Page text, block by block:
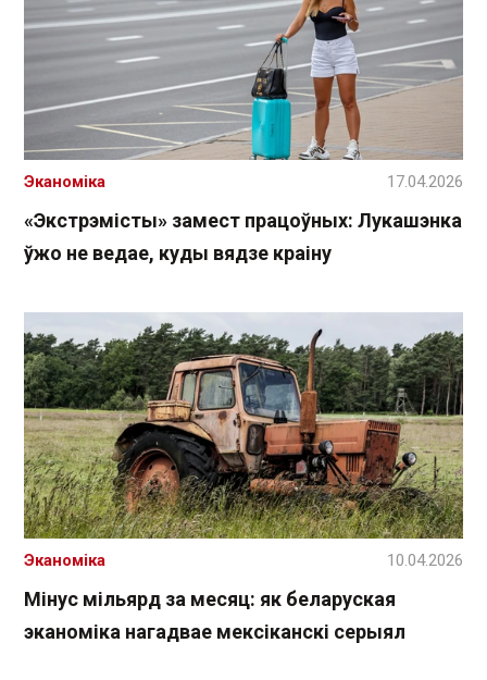
«Экстрэмісты» замест працоўных: Лукашэнка
ўжо не ведае, куды вядзе краіну
Эканоміка 17.04.2026
Мінус мільярд за месяц: як беларуская
эканоміка нагадвае мексіканскі серыял
Эканоміка 10.04.2026